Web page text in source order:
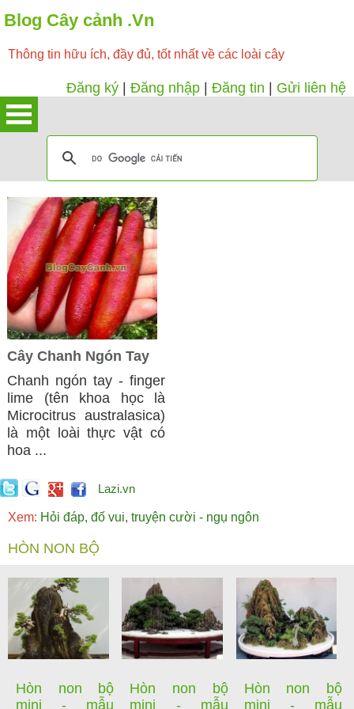
Blog Cây cảnh .Vn
Thông tin hữu ích, đầy đủ, tốt nhất về các loài cây
Đăng ký Đăng nhập Đăng tin Gửi liên hệ
Cây Chanh Ngón Tay
Chanh ngón tay - finger
lime (tên khoa học là
Microcitrus australasica)
là một loài thực vật có
hoa ...
Lazi.vn
Xem: Hỏi đáp, đố vui, truyện cười - ngụ ngôn
HÒN NON BỘ
Hòn non bộ
mini - mẫu
Hòn non bộ
mini - mẫu
Hòn non bộ
mini - mẫu